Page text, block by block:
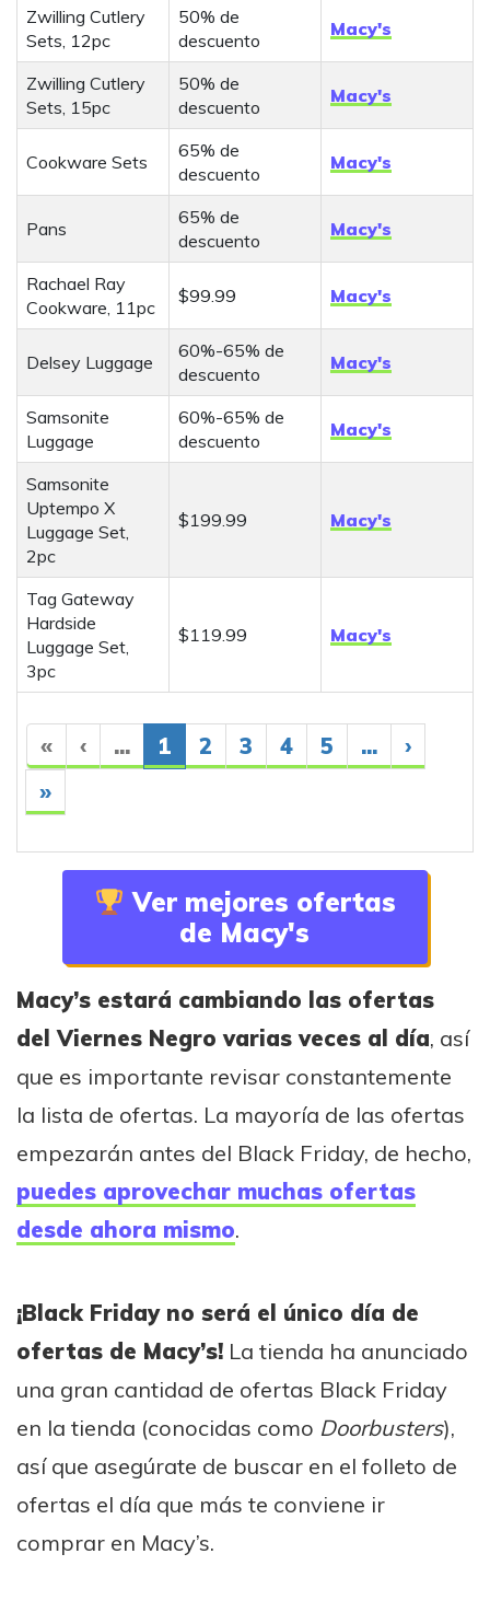
« ‹ ... 1 2 3 4 5 ...
›
»
Zwilling Cutlery
Sets, 12pc
50% de
descuento
Macy's
Zwilling Cutlery
Sets, 15pc
50% de
descuento
Macy's
Cookware Sets
65% de
descuento
Macy's
Pans
65% de
descuento
Macy's
Rachael Ray
Cookware, 11pc
$99.99 Macy's
Delsey Luggage
60%-65% de
descuento
Macy's
Samsonite
Luggage
60%-65% de
descuento
Macy's
Samsonite
Uptempo X
Luggage Set,
2pc
$199.99 Macy's
Tag Gateway
Hardside
Luggage Set,
3pc
$119.99 Macy's
Ver mejores ofertas
de Macy's
Macy’s estará cambiando las ofertas
del Viernes Negro varias veces al día, así
que es importante revisar constantemente
la lista de ofertas. La mayoría de las ofertas
empezarán antes del Black Friday, de hecho,
puedes aprovechar muchas ofertas
desde ahora mismo.
¡Black Friday no será el único día de
ofertas de Macy’s! La tienda ha anunciado
una gran cantidad de ofertas Black Friday
en la tienda (conocidas como Doorbusters),
así que asegúrate de buscar en el folleto de
ofertas el día que más te conviene ir
comprar en Macy’s.